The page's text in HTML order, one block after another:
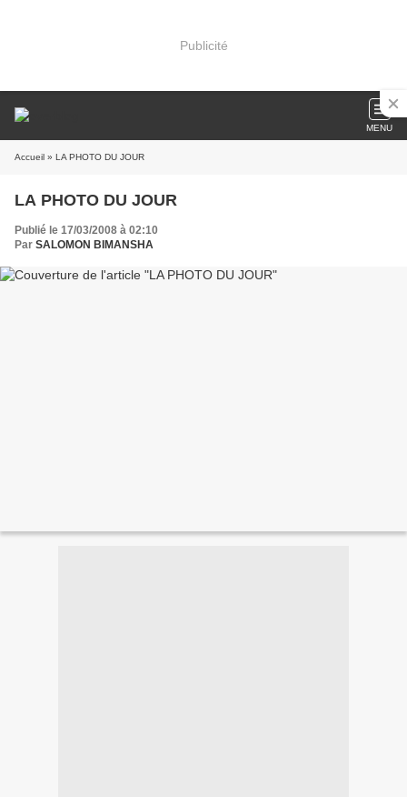
Publicité
MENU
Accueil » LA PHOTO DU JOUR
LA PHOTO DU JOUR
Publié le 17/03/2008 à 02:10
Par SALOMON BIMANSHA